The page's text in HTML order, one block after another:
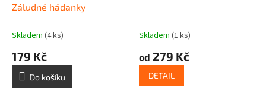
Záludné hádanky
Skladem (4 ks)
179 Kč
Do košíku
Skladem (1 ks)
od 279 Kč
DETAIL